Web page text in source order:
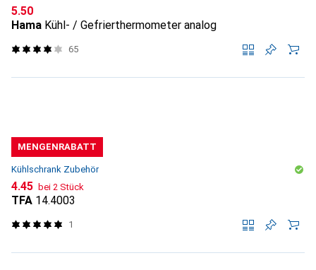
CHF
5.50
Hama Kühl- / Gefrierthermometer analog
65
MENGENRABATT
Kühlschrank Zubehör
CHF
4.45 bei 2 Stück
TFA 14.4003
1